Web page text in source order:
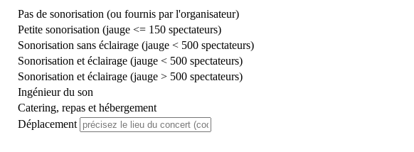
Pas de sonorisation (ou fournis par l'organisateur)
Petite sonorisation (jauge <= 150 spectateurs)
Sonorisation sans éclairage (jauge < 500 spectateurs)
Sonorisation et éclairage (jauge < 500 spectateurs)
Sonorisation et éclairage (jauge > 500 spectateurs)
Ingénieur du son
Catering, repas et hébergement
Déplacement